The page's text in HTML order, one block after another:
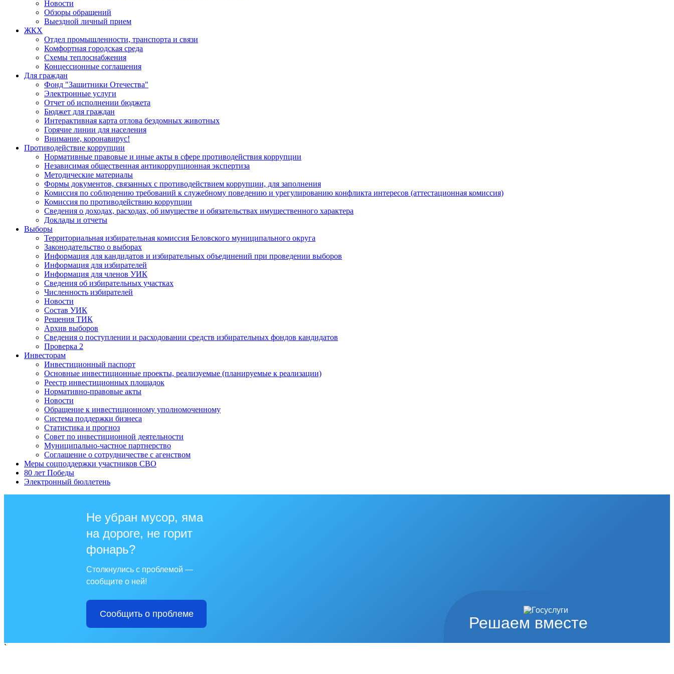
Новости
Обзоры обращений
Выездной личный прием
ЖКХ
Отдел промышленности, транспорта и связи
Комфортная городская среда
Схемы теплоснабжения
Концессионные соглашения
Для граждан
Фонд "Защитники Отечества"
Электронные услуги
Отчет об исполнении бюджета
Бюджет для граждан
Интерактивная карта отлова бездомных животных
Горячие линии для населения
Внимание, коронавирус!
Противодействие коррупции
Нормативные правовые и иные акты в сфере противодействия коррупции
Независимая общественная антикоррупционная экспертиза
Методические материалы
Формы документов, связанных с противодействием коррупции, для заполнения
Комиссия по соблюдению требований к служебному поведению и урегулированию конфликта интересов (аттестационная комиссия)
Комиссия по противодействию коррупции
Сведения о доходах, расходах, об имуществе и обязательствах имущественного характера
Доклады и отчеты
Выборы
Территориальная избирательная комиссия Беловского муниципального округа
Законодательство о выборах
Информация для кандидатов и избирательных объединений при проведении выборов
Информация для избирателей
Информация для членов УИК
Сведения об избирательных участках
Численность избирателей
Новости
Состав УИК
Решения ТИК
Архив выборов
Сведения о поступлении и расходовании средств избирательных фондов кандидатов
Проверка 2
Инвесторам
Инвестиционный паспорт
Основные инвестиционные проекты, реализуемые (планируемые к реализации)
Реестр инвестиционных площадок
Нормативно-правовые акты
Новости
Обращение к инвестиционному уполномоченному
Система поддержки бизнеса
Статистика и прогноз
Совет по инвестиционной деятельности
Муниципально-частное партнерство
Соглашение о сотрудничестве с агенством
Меры соцподдержки участников СВО
80 лет Победы
Электронный бюллетень
Решаем вместе
Не убран мусор, яма
на дороге, не горит
фонарь?
Столкнулись с проблемой —
сообщите о ней!
Сообщить о проблеме
`